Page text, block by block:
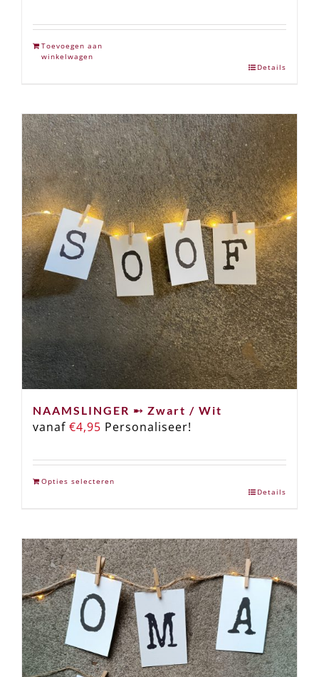
Toevoegen aan
winkelwagen
Details
NAAMSLINGER ➸ Zwart / Wit
vanaf €4,95 Personaliseer!
Opties selecteren
Details